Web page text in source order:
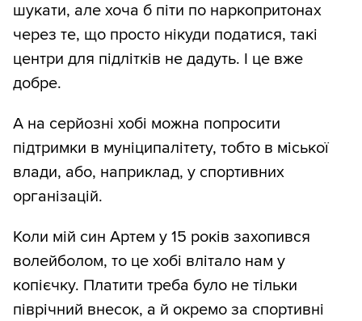
шукати, але хоча б піти по наркопритонах
через те, що просто нікуди податися, такі
центри для підлітків не дадуть. І це вже
добре.
А на серйозні хобі можна попросити
підтримки в муніципалітету, тобто в міської
влади, або, наприклад, у спортивних
організацій.
Коли мій син Артем у 15 років захопився
волейболом, то це хобі влітало нам у
копієчку. Платити треба було не тільки
піврічний внесок, а й окремо за спортивні